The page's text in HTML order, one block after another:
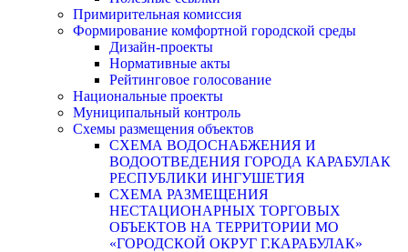
Примирительная комиссия
Формирование комфортной городской среды
Дизайн-проекты
Нормативные акты
Рейтинговое голосование
Национальные проекты
Муниципальный контроль
Схемы размещения объектов
СХЕМА ВОДОСНАБЖЕНИЯ И
ВОДООТВЕДЕНИЯ ГОРОДА КАРАБУЛАК
РЕСПУБЛИКИ ИНГУШЕТИЯ
СХЕМА РАЗМЕЩЕНИЯ
НЕСТАЦИОНАРНЫХ ТОРГОВЫХ
ОБЪЕКТОВ НА ТЕРРИТОРИИ МО
«ГОРОДСКОЙ ОКРУГ Г.КАРАБУЛАК»